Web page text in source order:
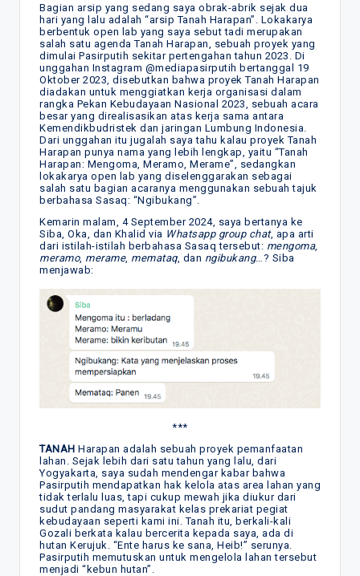
Bagian arsip yang sedang saya obrak-abrik sejak dua
hari yang lalu adalah “arsip Tanah Harapan”. Lokakarya
berbentuk open lab yang saya sebut tadi merupakan
salah satu agenda Tanah Harapan, sebuah proyek yang
dimulai Pasirputih sekitar pertengahan tahun 2023. Di
unggahan Instagram @mediapasirputih bertanggal 19
Oktober 2023, disebutkan bahwa proyek Tanah Harapan
diadakan untuk menggiatkan kerja organisasi dalam
rangka Pekan Kebudayaan Nasional 2023, sebuah acara
besar yang direalisasikan atas kerja sama antara
Kemendikbudristek dan jaringan Lumbung Indonesia.
Dari unggahan itu jugalah saya tahu kalau proyek Tanah
Harapan punya nama yang lebih lengkap, yaitu “Tanah
Harapan: Mengoma, Meramo, Merame”, sedangkan
lokakarya open lab yang diselenggarakan sebagai
salah satu bagian acaranya menggunakan sebuah tajuk
berbahasa Sasaq: “Ngibukang”.
Kemarin malam, 4 September 2024, saya bertanya ke
Siba, Oka, dan Khalid via Whatsapp group chat, apa arti
dari istilah-istilah berbahasa Sasaq tersebut: mengoma,
meramo, merame, memataq, dan ngibukang…? Siba
menjawab:
***
TANAH Harapan adalah sebuah proyek pemanfaatan
lahan. Sejak lebih dari satu tahun yang lalu, dari
Yogyakarta, saya sudah mendengar kabar bahwa
Pasirputih mendapatkan hak kelola atas area lahan yang
tidak terlalu luas, tapi cukup mewah jika diukur dari
sudut pandang masyarakat kelas prekariat pegiat
kebudayaan seperti kami ini. Tanah itu, berkali-kali
Gozali berkata kalau bercerita kepada saya, ada di
hutan Kerujuk. “Ente harus ke sana, Heib!” serunya.
Pasirputih memutuskan untuk mengelola lahan tersebut
menjadi “kebun hutan”.